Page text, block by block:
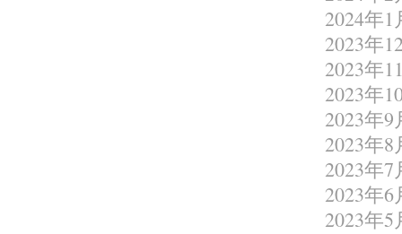
2024年1
2023年
2023年
2023年
2023年9
2023年8
2023年7
2023年6
2023年5